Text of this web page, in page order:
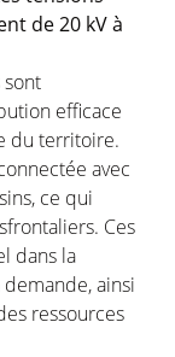
de 20 kV à
efficace
du territoire.
avec
ce qui
Ces
dans la
ainsi
ressources